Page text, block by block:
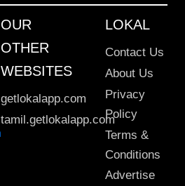
OUR
OTHER
WEBSITES
getlokalapp.com
tamil.getlokalapp.com
LOKAL
Contact Us
About Us
Privacy
Policy
Terms &
Conditions
Advertise